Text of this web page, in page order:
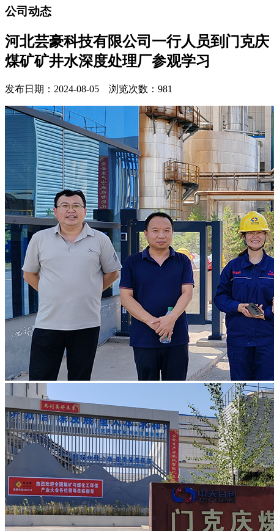
公司动态
河北芸豪科技有限公司一行人员到门克庆
煤矿矿井水深度处理厂参观学习
发布日期：2024-08-05 浏览次数：981